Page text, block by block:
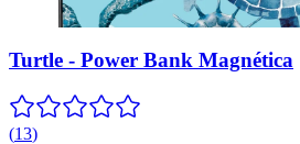
Turtle - Power Bank Magnética
(13)